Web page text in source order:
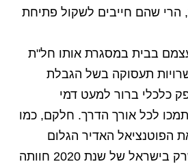
הרי שהם חייבים לשקול פתיחת
בבית במסגרת אותו חל"ת
תעסוקה בשל הגבלת
כלכלי ברור למעט דמי
לכל אורך הדרך. חלקם, כמו
הפוטנציאל האדיר הגלום
ברשת האינטרנט, שרק בישראל של שנת 2020 חוותה